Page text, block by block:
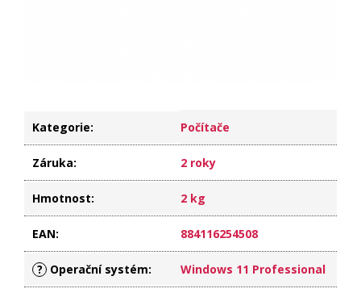
Kategorie: Počítače
Záruka: 2 roky
Hmotnost: 2 kg
EAN: 884116254508
? Operační systém: Windows 11 Professional